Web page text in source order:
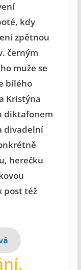
kdy
zpětnou
černým
muže se
bílého
Kristýna
diktafonem
divadelní
herečku
post též